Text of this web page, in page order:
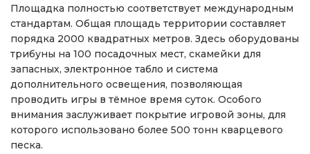
Площадка полностью соответствует международным
стандартам. Общая площадь территории составляет
порядка 2000 квадратных метров. Здесь оборудованы
трибуны на 100 посадочных мест, скамейки для
запасных, электронное табло и система
дополнительного освещения, позволяющая
проводить игры в тёмное время суток. Особого
внимания заслуживает покрытие игровой зоны, для
которого использовано более 500 тонн кварцевого
песка.